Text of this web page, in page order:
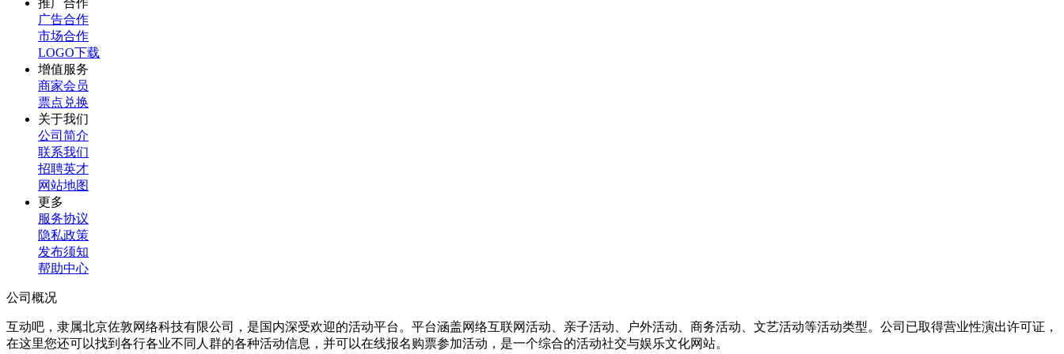
推广合作
广告合作
市场合作
LOGO下载
增值服务
商家会员
票点兑换
关于我们
公司简介
联系我们
招聘英才
网站地图
更多
服务协议
隐私政策
发布须知
帮助中心
公司概况
互动吧，隶属北京佐敦网络科技有限公司，是国内深受欢迎的活动平台。平台涵盖网络互联网活动、亲子活动、户外活动、商务活动、文艺活动等活动类型。公司已取得营业性演出许可证，
在这里您还可以找到各行各业不同人群的各种活动信息，并可以在线报名购票参加活动，是一个综合的活动社交与娱乐文化网站。